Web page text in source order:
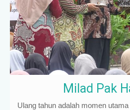
Milad Pak
Ulang tahun adalah momen